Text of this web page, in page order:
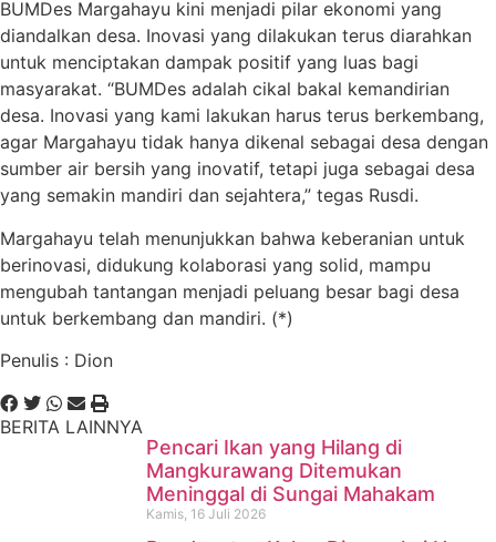
BUMDes Margahayu kini menjadi pilar ekonomi yang
diandalkan desa. Inovasi yang dilakukan terus diarahkan
untuk menciptakan dampak positif yang luas bagi
masyarakat. “BUMDes adalah cikal bakal kemandirian
desa. Inovasi yang kami lakukan harus terus berkembang,
agar Margahayu tidak hanya dikenal sebagai desa dengan
sumber air bersih yang inovatif, tetapi juga sebagai desa
yang semakin mandiri dan sejahtera,” tegas Rusdi.
Margahayu telah menunjukkan bahwa keberanian untuk
berinovasi, didukung kolaborasi yang solid, mampu
mengubah tantangan menjadi peluang besar bagi desa
untuk berkembang dan mandiri. (*)
Penulis : Dion
BERITA LAINNYA
Pencari Ikan yang Hilang di
Mangkurawang Ditemukan
Meninggal di Sungai Mahakam
Kamis, 16 Juli 2026